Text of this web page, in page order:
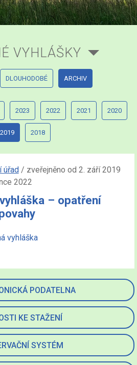
PODATELNA
KE STAŽENÍ
SYSTÉM
VYHLÁŠKY
DLOUHODOBÉ ARCHIV
2023 2022 2021 2020
2019 2018
úřad/ zveřejněno od 2. září 2019
2022
– opatření
vyhláška